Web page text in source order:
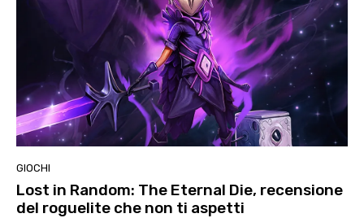
GIOCHI
Lost in Random: The Eternal Die, recensione
del roguelite che non ti aspetti